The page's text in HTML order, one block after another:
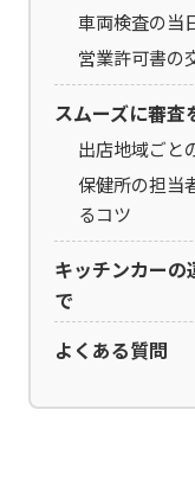
車両検査の当
営業許可書の
スムーズに審査
出店地域ごと
保健所の担当
るコツ
キッチンカーの
で
よくある質問